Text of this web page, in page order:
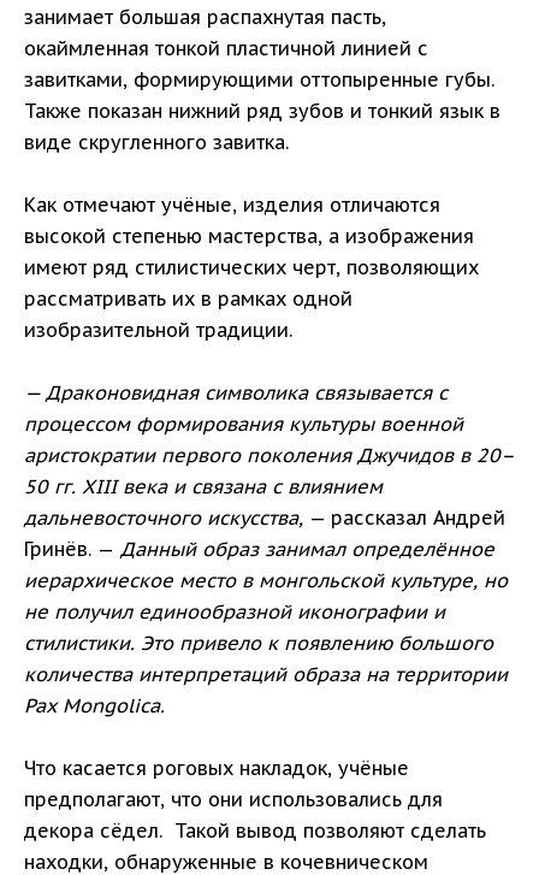
занимает большая распахнутая пасть,
окаймленная тонкой пластичной линией с
завитками, формирующими оттопыренные губы.
Также показан нижний ряд зубов и тонкий язык в
виде скругленного завитка.
Как отмечают учёные, изделия отличаются
высокой степенью мастерства, а изображения
имеют ряд стилистических черт, позволяющих
рассматривать их в рамках одной
изобразительной традиции.
— Драконовидная символика связывается с
процессом формирования культуры военной
аристократии первого поколения Джучидов в 20–
50 гг. XIII века и связана с влиянием
дальневосточного искусства, — рассказал Андрей
Гринёв. — Данный образ занимал определённое
иерархическое место в монгольской культуре, но
не получил единообразной иконографии и
стилистики. Это привело к появлению большого
количества интерпретаций образа на территории
Pax Mongolica.
Что касается роговых накладок, учёные
предполагают, что они использовались для
декора сёдел. Такой вывод позволяют сделать
находки, обнаруженные в кочевническом